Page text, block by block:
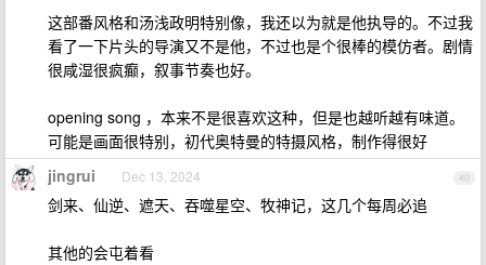
这部番风格和汤浅政明特别像，我还以为就是他执导的。不过我
看了一下片头的导演又不是他，不过也是个很棒的模仿者。剧情
很咸湿很疯癫，叙事节奏也好。
opening song ，本来不是很喜欢这种，但是也越听越有味道。
可能是画面很特别，初代奥特曼的特摄风格，制作得很好
40
jingrui Dec 13, 2024
剑来、仙逆、遮天、吞噬星空、牧神记，这几个每周必追
其他的会屯着看